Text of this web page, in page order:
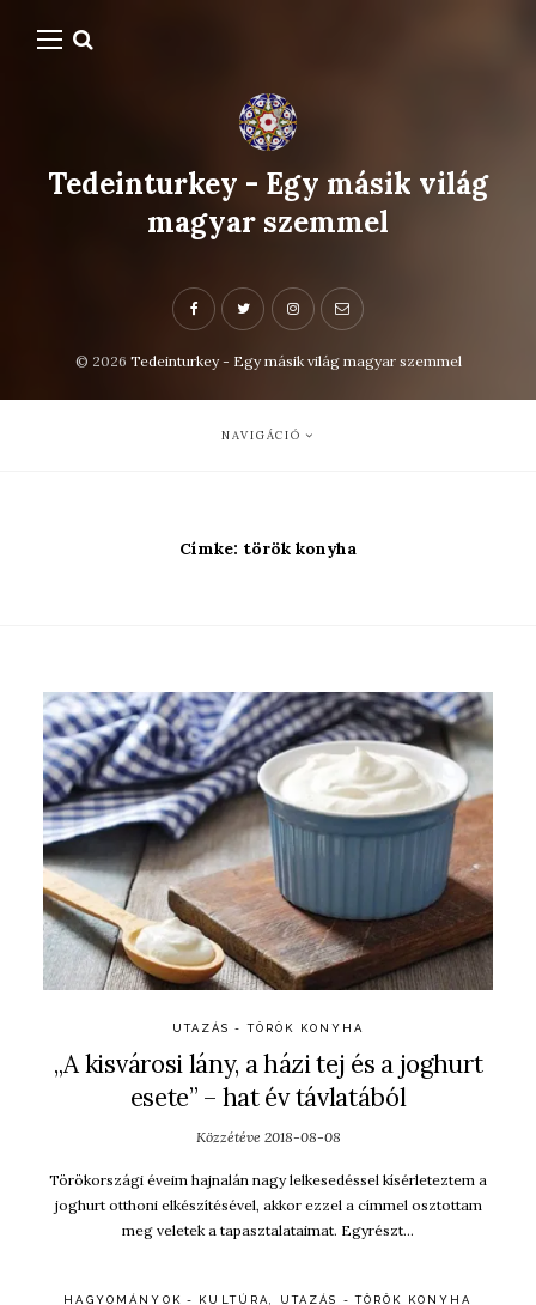
Tedeinturkey - Egy másik világ
magyar szemmel
© 2026 Tedeinturkey - Egy másik világ magyar szemmel
NAVIGÁCIÓ
Címke: török konyha
UTAZÁS - TÖRÖK KONYHA
„A kisvárosi lány, a házi tej és a joghurt
esete” – hat év távlatából
Közzétéve 2018-08-08
Törökországi éveim hajnalán nagy lelkesedéssel kísérleteztem a
joghurt otthoni elkészítésével, akkor ezzel a címmel osztottam
meg veletek a tapasztalataimat. Egyrészt…
HAGYOMÁNYOK - KULTÚRA, UTAZÁS - TÖRÖK KONYHA